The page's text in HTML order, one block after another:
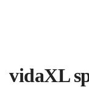
vidaXL